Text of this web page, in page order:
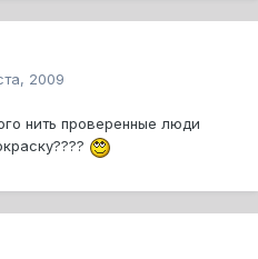
2009
нить проверенные люди